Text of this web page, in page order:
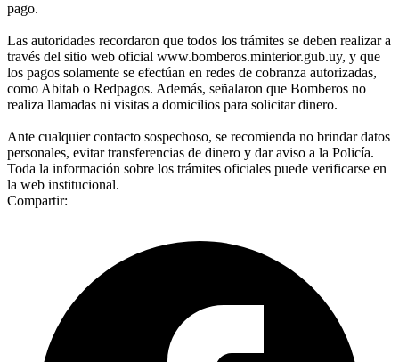
pago.
Las autoridades recordaron que todos los trámites se deben realizar a
través del sitio web oficial www.bomberos.minterior.gub.uy, y que
los pagos solamente se efectúan en redes de cobranza autorizadas,
como Abitab o Redpagos. Además, señalaron que Bomberos no
realiza llamadas ni visitas a domicilios para solicitar dinero.
Ante cualquier contacto sospechoso, se recomienda no brindar datos
personales, evitar transferencias de dinero y dar aviso a la Policía.
Toda la información sobre los trámites oficiales puede verificarse en
la web institucional.
Compartir: